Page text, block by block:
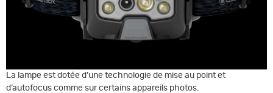
La lampe est dotée d’une technologie de mise au point et
d’autofocus comme sur certains appareils photos.